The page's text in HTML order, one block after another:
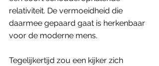
relativiteit. De vermoeidheid die
daarmee gepaard gaat is herkenbaar
voor de moderne mens.
Tegelijkertijd zou een kijker zich